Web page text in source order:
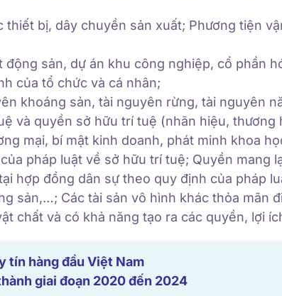
thiết bị, dây chuyền sản xuất; Phương tiện
động sản, dự án khu công nghiệp, cổ phần
của tổ chức và cá nhân;
khoáng sản, tài nguyên rừng, tài nguyên
và quyền sở hữu trí tuệ (nhãn hiệu, thương
mại, bí mật kinh doanh, phát minh khoa
pháp luật về sở hữu trí tuệ; Quyền mang
hợp đồng dân sự theo quy định của pháp
sản,…; Các tài sản vô hình khác thỏa mãn
chất và có khả năng tạo ra các quyền, lợi
tín hàng đầu Việt Nam
giai đoạn 2020 đến 2024